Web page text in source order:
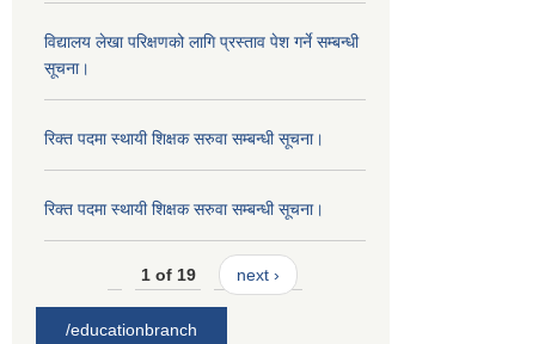
विद्यालय लेखा परिक्षणको लागि प्रस्ताव पेश गर्ने सम्बन्धी
सूचना।
रिक्त पदमा स्थायी शिक्षक सरुवा सम्बन्धी सूचना।
रिक्त पदमा स्थायी शिक्षक सरुवा सम्बन्धी सूचना।
1 of 19 next ›
/educationbranch